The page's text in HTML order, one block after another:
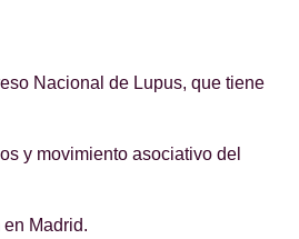
Nacional de Lupus, que tiene
y movimiento asociativo del
Madrid.